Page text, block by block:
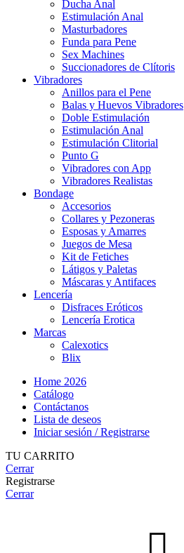
Ducha Anal
Estimulación Anal
Masturbadores
Funda para Pene
Sex Machines
Succionadores de Clítoris
Vibradores
Anillos para el Pene
Balas y Huevos Vibradores
Doble Estimulación
Estimulación Anal
Estimulación Clitorial
Punto G
Vibradores con App
Vibradores Realistas
Bondage
Accesorios
Collares y Pezoneras
Esposas y Amarres
Juegos de Mesa
Kit de Fetiches
Látigos y Paletas
Máscaras y Antifaces
Lencería
Disfraces Eróticos
Lencería Erotica
Marcas
Calexotics
Blix
Home 2026
Catálogo
Contáctanos
Lista de deseos
Iniciar sesión / Registrarse
TU CARRITO
Cerrar
Registrarse
Cerrar